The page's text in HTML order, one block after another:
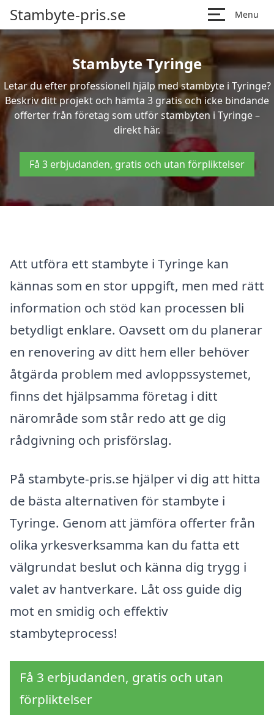
Stambyte-pris.se Menu
Stambyte Tyringe
Letar du efter professionell hjälp med stambyte i Tyringe?
Beskriv ditt projekt och hämta 3 gratis och icke bindande
offerter från företag som utför stambyten i Tyringe –
direkt här.
Få 3 erbjudanden, gratis och utan förpliktelser
Att utföra ett stambyte i Tyringe kan
kännas som en stor uppgift, men med rätt
information och stöd kan processen bli
betydligt enklare. Oavsett om du planerar
en renovering av ditt hem eller behöver
åtgärda problem med avloppssystemet,
finns det hjälpsamma företag i ditt
närområde som står redo att ge dig
rådgivning och prisförslag.
På stambyte-pris.se hjälper vi dig att hitta
de bästa alternativen för stambyte i
Tyringe. Genom att jämföra offerter från
olika yrkesverksamma kan du fatta ett
välgrundat beslut och känna dig trygg i
valet av hantverkare. Låt oss guide dig
mot en smidig och effektiv
stambyteprocess!
Få 3 erbjudanden, gratis och utan
förpliktelser